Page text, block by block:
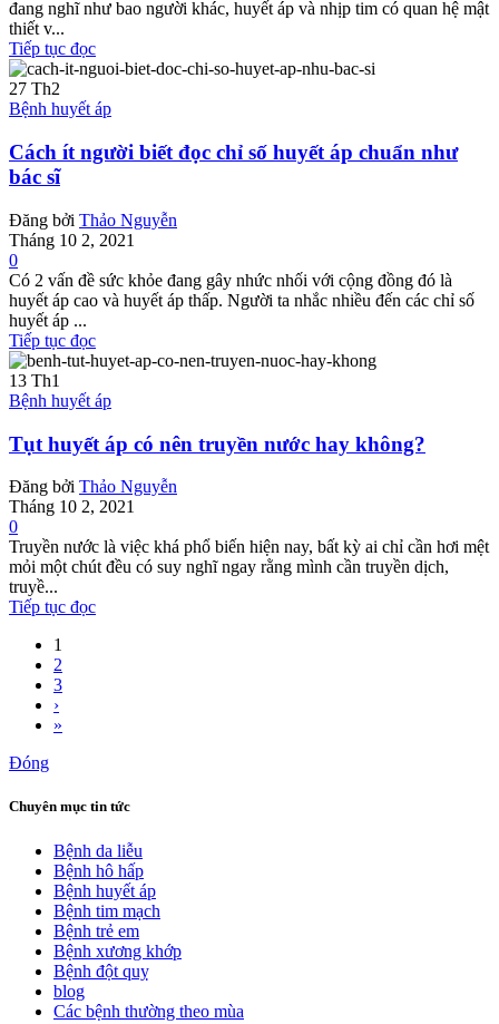
đang nghĩ như bao người khác, huyết áp và nhịp tim có quan hệ mật
thiết v...
Tiếp tục đọc
27 Th2
Bệnh huyết áp
Cách ít người biết đọc chỉ số huyết áp chuẩn như
bác sĩ
Đăng bởi Thảo Nguyễn
Tháng 10 2, 2021
0
Có 2 vấn đề sức khỏe đang gây nhức nhối với cộng đồng đó là
huyết áp cao và huyết áp thấp. Người ta nhắc nhiều đến các chỉ số
huyết áp ...
Tiếp tục đọc
13 Th1
Bệnh huyết áp
Tụt huyết áp có nên truyền nước hay không?
Đăng bởi Thảo Nguyễn
Tháng 10 2, 2021
0
Truyền nước là việc khá phổ biến hiện nay, bất kỳ ai chỉ cần hơi mệt
mỏi một chút đều có suy nghĩ ngay rằng mình cần truyền dịch,
truyề...
Tiếp tục đọc
1
2
3
›
»
Đóng
Chuyên mục tin tức
Bệnh da liễu
Bệnh hô hấp
Bệnh huyết áp
Bệnh tim mạch
Bệnh trẻ em
Bệnh xương khớp
Bệnh đột quỵ
blog
Các bệnh thường theo mùa